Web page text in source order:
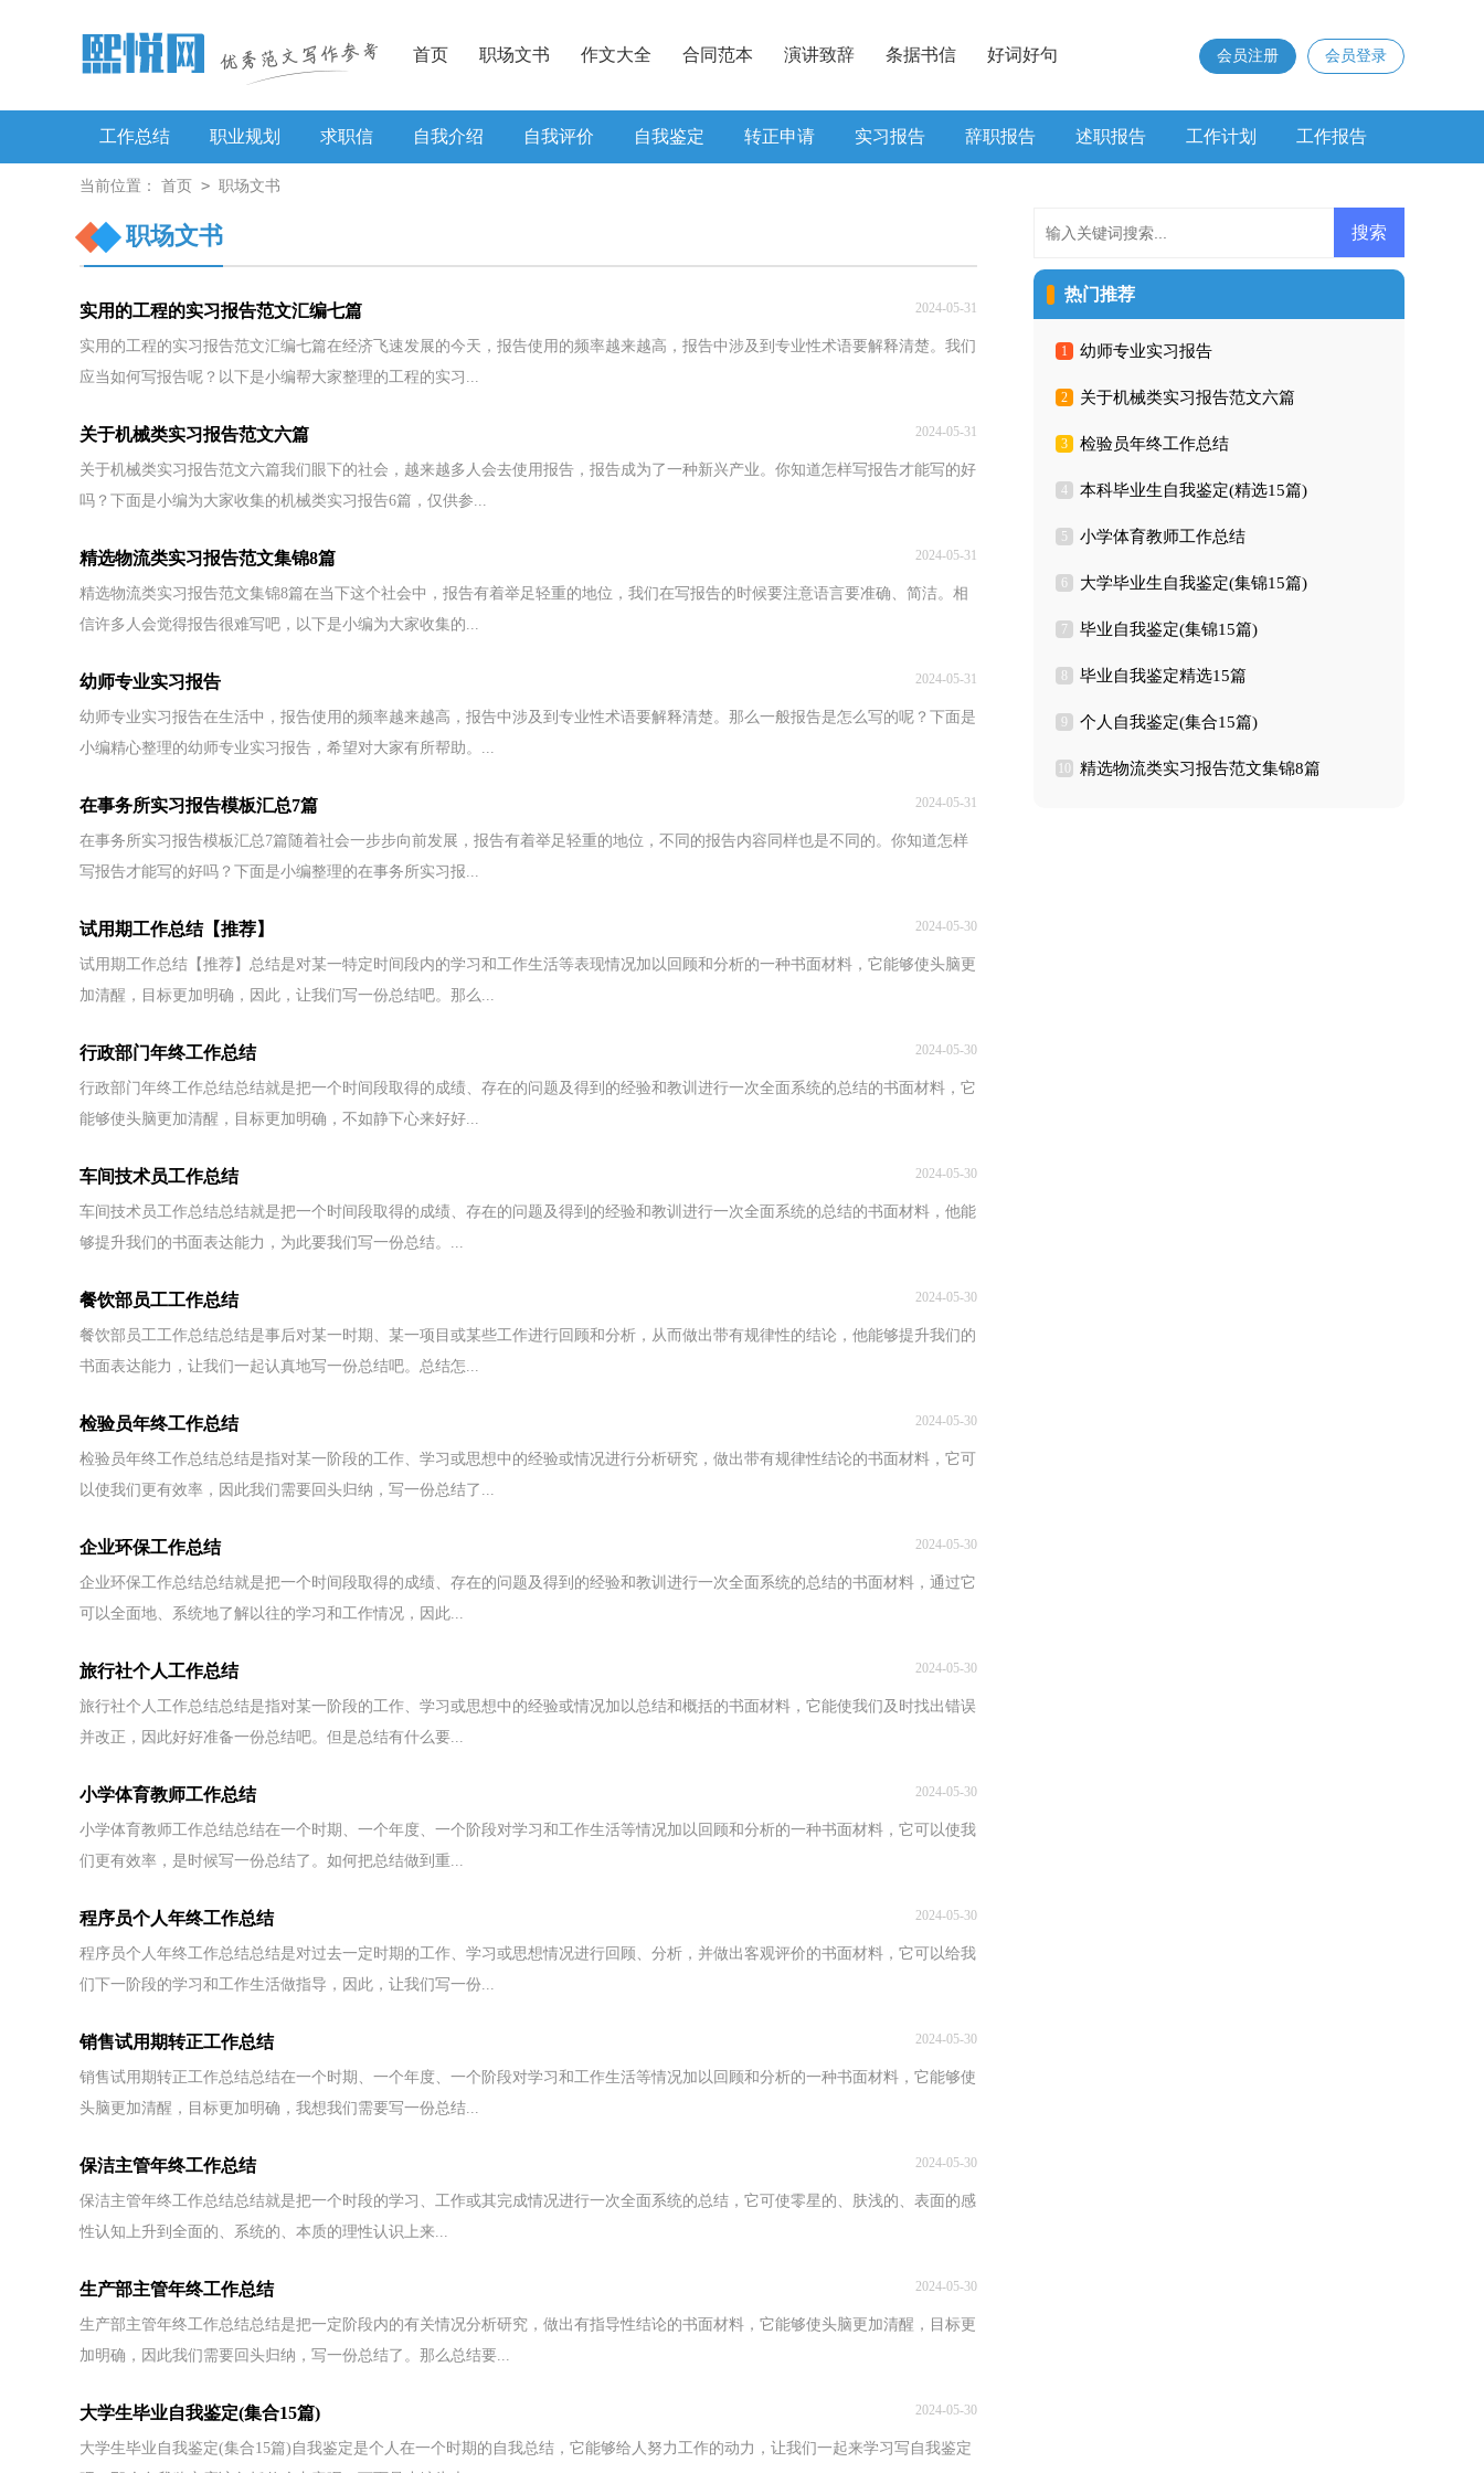
首页 职场文书 作文大全 合同范本 演讲致辞 条据书信 好词好句 会员登录
会员注册
工作总结 职业规划 求职信 自我介绍 自我评价 自我鉴定 转正申请 实习报告 辞职报告 述职报告 工作计划 工作报告
工作方案
当前位置： 首页 > 职场文书
职场文书
实用的工程的实习报告范文汇编七篇 2024-05-31
实用的工程的实习报告范文汇编七篇在经济飞速发展的今天，报告使用的频率越来越高，报告中涉及到专业性术语要解释清楚。我们
应当如何写报告呢？以下是小编帮大家整理的工程的实习...
关于机械类实习报告范文六篇 2024-05-31
关于机械类实习报告范文六篇我们眼下的社会，越来越多人会去使用报告，报告成为了一种新兴产业。你知道怎样写报告才能写的好
吗？下面是小编为大家收集的机械类实习报告6篇，仅供参...
精选物流类实习报告范文集锦8篇 2024-05-31
精选物流类实习报告范文集锦8篇在当下这个社会中，报告有着举足轻重的地位，我们在写报告的时候要注意语言要准确、简洁。相
信许多人会觉得报告很难写吧，以下是小编为大家收集的...
幼师专业实习报告 2024-05-31
幼师专业实习报告在生活中，报告使用的频率越来越高，报告中涉及到专业性术语要解释清楚。那么一般报告是怎么写的呢？下面是
小编精心整理的幼师专业实习报告，希望对大家有所帮助。...
在事务所实习报告模板汇总7篇 2024-05-31
在事务所实习报告模板汇总7篇随着社会一步步向前发展，报告有着举足轻重的地位，不同的报告内容同样也是不同的。你知道怎样
写报告才能写的好吗？下面是小编整理的在事务所实习报...
试用期工作总结【推荐】 2024-05-30
试用期工作总结【推荐】总结是对某一特定时间段内的学习和工作生活等表现情况加以回顾和分析的一种书面材料，它能够使头脑更
加清醒，目标更加明确，因此，让我们写一份总结吧。那么...
行政部门年终工作总结 2024-05-30
行政部门年终工作总结总结就是把一个时间段取得的成绩、存在的问题及得到的经验和教训进行一次全面系统的总结的书面材料，它
能够使头脑更加清醒，目标更加明确，不如静下心来好好...
车间技术员工作总结 2024-05-30
车间技术员工作总结总结就是把一个时间段取得的成绩、存在的问题及得到的经验和教训进行一次全面系统的总结的书面材料，他能
够提升我们的书面表达能力，为此要我们写一份总结。...
餐饮部员工工作总结 2024-05-30
餐饮部员工工作总结总结是事后对某一时期、某一项目或某些工作进行回顾和分析，从而做出带有规律性的结论，他能够提升我们的
书面表达能力，让我们一起认真地写一份总结吧。总结怎...
检验员年终工作总结 2024-05-30
检验员年终工作总结总结是指对某一阶段的工作、学习或思想中的经验或情况进行分析研究，做出带有规律性结论的书面材料，它可
以使我们更有效率，因此我们需要回头归纳，写一份总结了...
企业环保工作总结 2024-05-30
企业环保工作总结总结就是把一个时间段取得的成绩、存在的问题及得到的经验和教训进行一次全面系统的总结的书面材料，通过它
可以全面地、系统地了解以往的学习和工作情况，因此...
旅行社个人工作总结 2024-05-30
旅行社个人工作总结总结是指对某一阶段的工作、学习或思想中的经验或情况加以总结和概括的书面材料，它能使我们及时找出错误
并改正，因此好好准备一份总结吧。但是总结有什么要...
小学体育教师工作总结 2024-05-30
小学体育教师工作总结总结在一个时期、一个年度、一个阶段对学习和工作生活等情况加以回顾和分析的一种书面材料，它可以使我
们更有效率，是时候写一份总结了。如何把总结做到重...
程序员个人年终工作总结 2024-05-30
程序员个人年终工作总结总结是对过去一定时期的工作、学习或思想情况进行回顾、分析，并做出客观评价的书面材料，它可以给我
们下一阶段的学习和工作生活做指导，因此，让我们写一份...
销售试用期转正工作总结 2024-05-30
销售试用期转正工作总结总结在一个时期、一个年度、一个阶段对学习和工作生活等情况加以回顾和分析的一种书面材料，它能够使
头脑更加清醒，目标更加明确，我想我们需要写一份总结...
保洁主管年终工作总结 2024-05-30
保洁主管年终工作总结总结就是把一个时段的学习、工作或其完成情况进行一次全面系统的总结，它可使零星的、肤浅的、表面的感
性认知上升到全面的、系统的、本质的理性认识上来...
生产部主管年终工作总结 2024-05-30
生产部主管年终工作总结总结是把一定阶段内的有关情况分析研究，做出有指导性结论的书面材料，它能够使头脑更加清醒，目标更
加明确，因此我们需要回头归纳，写一份总结了。那么总结要...
大学生毕业自我鉴定(集合15篇) 2024-05-30
大学生毕业自我鉴定(集合15篇)自我鉴定是个人在一个时期的自我总结，它能够给人努力工作的动力，让我们一起来学习写自我鉴定
热门推荐
1 幼师专业实习报告
2 关于机械类实习报告范文六篇
3 检验员年终工作总结
4 本科毕业生自我鉴定(精选15篇)
5 小学体育教师工作总结
6 大学毕业生自我鉴定(集锦15篇)
7 毕业自我鉴定(集锦15篇)
8 毕业自我鉴定精选15篇
9 个人自我鉴定(集合15篇)
10 精选物流类实习报告范文集锦8篇